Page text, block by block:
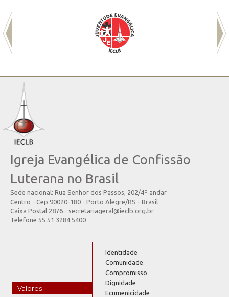
Igreja Evangélica de Confissão
Luterana no Brasil
Sede nacional: Rua Senhor dos Passos, 202/4º andar
Centro - Cep 90020-180 - Porto Alegre/RS - Brasil
Caixa Postal 2876 - secretariageral@ieclb.org.br
Telefone 55 51 3284.5400
Valores
Identidade
Comunidade
Compromisso
Dignidade
Ecumenicidade